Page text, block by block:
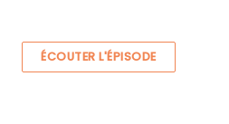
ÉCOUTER L'ÉPISODE